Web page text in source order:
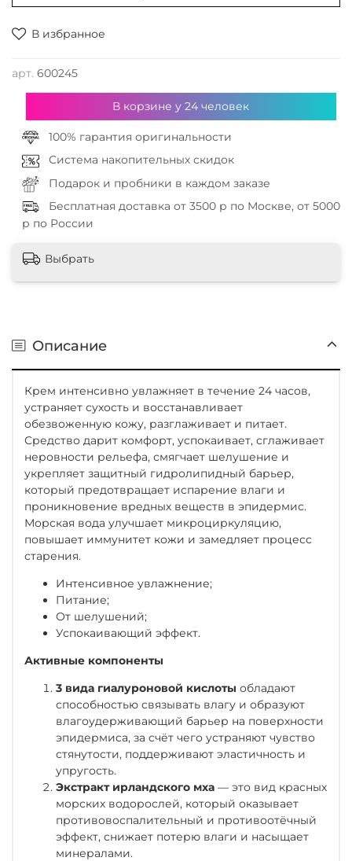
В избранное
арт. 600245
В корзине у24 человек
100% гарантия оригинальности
Система накопительных скидок
Подарок и пробники в каждом заказе
Бесплатная доставка от 3500 р по Москве, от 5000
р по России
Выбрать
Описание
Крем интенсивно увлажняет в течение 24 часов,
устраняет сухость и восстанавливает
обезвоженную кожу, разглаживает и питает.
Средство дарит комфорт, успокаивает, сглаживает
неровности рельефа, смягчает шелушение и
укрепляет защитный гидролипидный барьер,
который предотвращает испарение влаги и
проникновение вредных веществ в эпидермис.
Морская вода улучшает микроциркуляцию,
повышает иммунитет кожи и замедляет процесс
старения.
Интенсивное увлажнение;
Питание;
От шелушений;
Успокаивающий эффект.
Активные компоненты
3 вида гиалуроновой кислоты обладают
способностью связывать влагу и образуют
влагоудерживающий барьер на поверхности
эпидермиса, за счёт чего устраняют чувство
стянутости, поддерживают эластичность и
упругость.
Экстракт ирландского мха — это вид красных
морских водорослей, который оказывает
противовоспалительный и противоотёчный
эффект, снижает потерю влаги и насыщает
минералами.